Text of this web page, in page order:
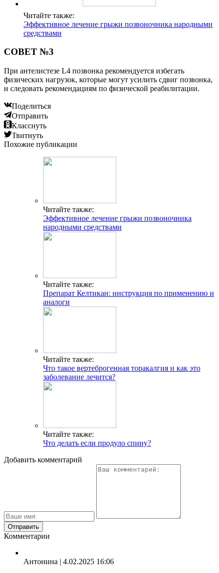
Читайте также:
Эффективное лечение грыжи позвоночника народными
средствами
СОВЕТ №3
При антелистезе L4 позвонка рекомендуется избегать
физических нагрузок, которые могут усилить сдвиг позвонка,
и следовать рекомендациям по физической реабилитации.
Поделиться
Отправить
Класснуть
Твитнуть
Похожие публикации
Читайте также:
Эффективное лечение грыжи позвоночника
народными средствами
Читайте также:
Препарат Келтикан: инструкция по применению и
аналоги
Читайте также:
Что такое вертеброгенная торакалгия и как это
заболевание лечится?
Читайте также:
Что делать если продуло спину?
Добавить комментарий
Комментарии
Антонина | 4.02.2025 16:06